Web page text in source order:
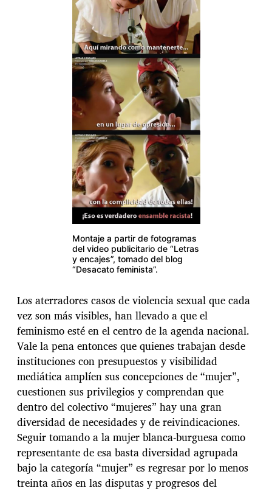
Montaje a partir de fotogramas
del video publicitario de “Letras
y encajes”, tomado del blog
“Desacato feminista”.
Los aterradores casos de violencia sexual que cada
vez son más visibles, han llevado a que el
feminismo esté en el centro de la agenda nacional.
Vale la pena entonces que quienes trabajan desde
instituciones con presupuestos y visibilidad
mediática amplíen sus concepciones de “mujer”,
cuestionen sus privilegios y comprendan que
dentro del colectivo “mujeres” hay una gran
diversidad de necesidades y de reivindicaciones.
Seguir tomando a la mujer blanca-burguesa como
representante de esa basta diversidad agrupada
bajo la categoría “mujer” es regresar por lo menos
treinta años en las disputas y progresos del